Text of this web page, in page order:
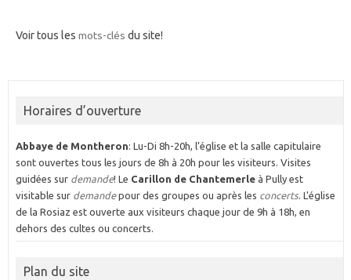
Voir tous les mots-clés du site!
Horaires d’ouverture
Abbaye de Montheron: Lu-Di 8h-20h, l’église et la salle capitulaire
sont ouvertes tous les jours de 8h à 20h pour les visiteurs. Visites
guidées sur demande! Le Carillon de Chantemerleà Pully est
visitable sur demandepour des groupes ou après les concerts. L'église
de la Rosiaz est ouverte aux visiteurs chaque jour de 9h à 18h, en
dehors des cultes ou concerts.
Plan du site